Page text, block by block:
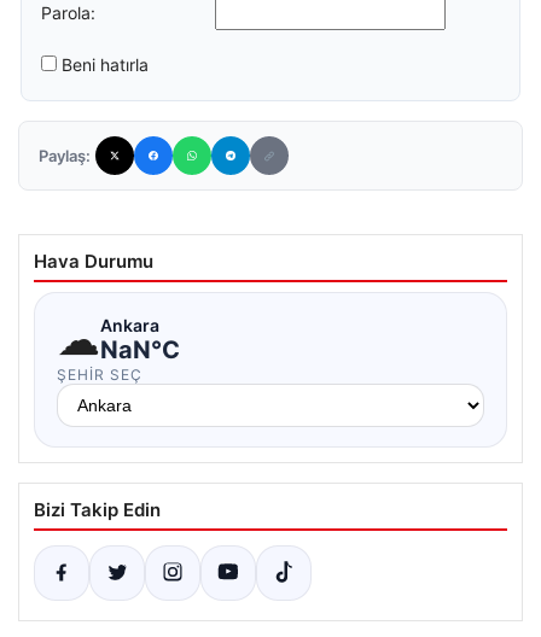
Parola:
Beni hatırla
Paylaş:
Hava Durumu
☁Ankara
NaN°C
ŞEHIR SEÇ
Bizi Takip Edin